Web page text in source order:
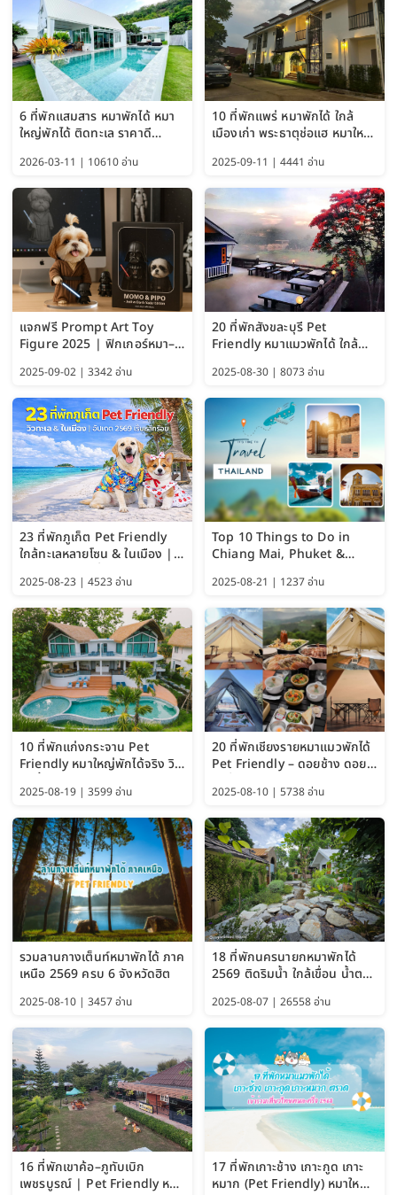
6 ที่พักแสมสาร หมาพักได้ หมา
ใหญ่พักได้ ติดทะเล ราคาดี
2026-03-11 | 10610 อ่าน
10 ที่พักแพร่ หมาพักได้ ใกล้
เมืองเก่า พระธาตุช่อแฮ หมาใหญ่
2025-09-11 | 4441 อ่าน
แจกฟรี Prompt Art Toy
Figure 2025 | ฟิกเกอร์หมา–
ChatGPT และ Gemini
2025-09-02 | 3342 อ่าน
20 ที่พักสังขละบุรี Pet
Friendly หมาแมวพักได้ ใกล้
2025-08-30 | 8073 อ่าน
23 ที่พักภูเก็ต Pet Friendly
ใกล้ทะเลหลายโซน & ในเมือง |
2025-08-23 | 4523 อ่าน
Top 10 Things to Do in
Chiang Mai, Phuket &
Guide 2025)
2025-08-21 | 1237 อ่าน
10 ที่พักแก่งกระจาน Pet
Friendly หมาใหญ่พักได้จริง วิว
2025-08-19 | 3599 อ่าน
20 ที่พักเชียงรายหมาแมวพักได้
Pet Friendly – ดอยช้าง ดอย
2025-08-10 | 5738 อ่าน
รวมลานกางเต็นท์หมาพักได้ ภาค
เหนือ 2569 ครบ 6 จังหวัดฮิต
2025-08-10 | 3457 อ่าน
18 ที่พักนครนายกหมาพักได้
2569 ติดริมน้ำ ใกล้เขื่อน น้ำตก
ได้
2025-08-07 | 26558 อ่าน
16 ที่พักเขาค้อ–ภูทับเบิก
เพชรบูรณ์ | Pet Friendly หมา
17 ที่พักเกาะช้าง เกาะกูด เกาะ
หมาก (Pet Friendly) หมาใหญ่